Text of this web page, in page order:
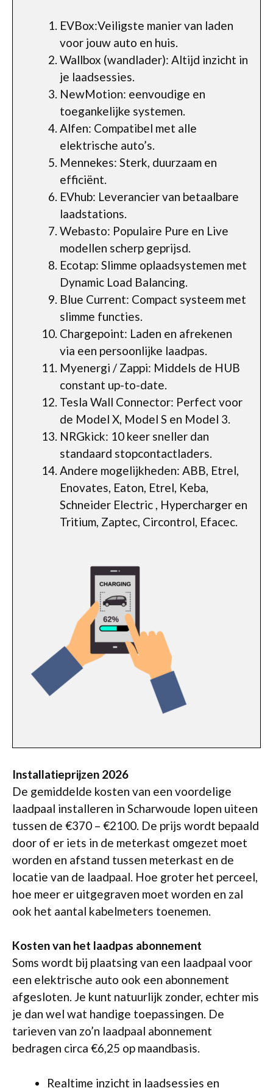
EVBox:Veiligste manier van laden
voor jouw auto en huis.
Wallbox (wandlader): Altijd inzicht in
je laadsessies.
NewMotion: eenvoudige en
toegankelijke systemen.
Alfen: Compatibel met alle
elektrische auto’s.
Mennekes: Sterk, duurzaam en
efficiënt.
EVhub: Leverancier van betaalbare
laadstations.
Webasto: Populaire Pure en Live
modellen scherp geprijsd.
Ecotap: Slimme oplaadsystemen met
Dynamic Load Balancing.
Blue Current: Compact systeem met
slimme functies.
Chargepoint: Laden en afrekenen
via een persoonlijke laadpas.
Myenergi / Zappi: Middels de HUB
constant up-to-date.
Tesla Wall Connector: Perfect voor
de Model X, Model S en Model 3.
NRGkick: 10 keer sneller dan
standaard stopcontactladers.
Andere mogelijkheden: ABB, Etrel,
Enovates, Eaton, Etrel, Keba,
Schneider Electric , Hypercharger en
Tritium, Zaptec, Circontrol, Efacec.
Installatieprijzen 2026
De gemiddelde kosten van een voordelige
laadpaal installeren in Scharwoude lopen uiteen
tussen de €370 – €2100. De prijs wordt bepaald
door of er iets in de meterkast omgezet moet
worden en afstand tussen meterkast en de
locatie van de laadpaal. Hoe groter het perceel,
hoe meer er uitgegraven moet worden en zal
ook het aantal kabelmeters toenemen.
Kosten van het laadpas abonnement
Soms wordt bij plaatsing van een laadpaal voor
een elektrische auto ook een abonnement
afgesloten. Je kunt natuurlijk zonder, echter mis
je dan wel wat handige toepassingen. De
tarieven van zo’n laadpaal abonnement
bedragen circa €6,25 op maandbasis.
Realtime inzicht in laadsessies en